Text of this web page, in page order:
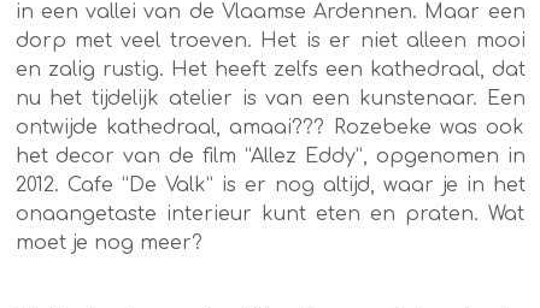
in een vallei van de Vlaamse Ardennen. Maar een
dorp met veel troeven. Het is er niet alleen mooi
en zalig rustig. Het heeft zelfs een kathedraal, dat
nu het tijdelijk atelier is van een kunstenaar. Een
ontwijde kathedraal, amaai??? Rozebeke was ook
het decor van de film “Allez Eddy”, opgenomen in
2012. Cafe “De Valk” is er nog altijd, waar je in het
onaangetaste interieur kunt eten en praten. Wat
moet je nog meer?